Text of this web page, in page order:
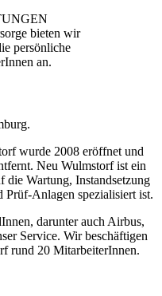
bieten wir
persönliche
an.
wurde 2008 eröffnet und
Neu Wulmstorf ist ein
die Wartung, Instandsetzung
Prüf-Anlagen spezialisiert ist.
darunter auch Airbus,
Service. Wir beschäftigen
rund 20 MitarbeiterInnen.